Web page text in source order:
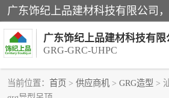
广东饰纪上品建材科技有限
GRG-GRC-UHPC
当前位置： 首页 > 供应商机 > GRG造型 >